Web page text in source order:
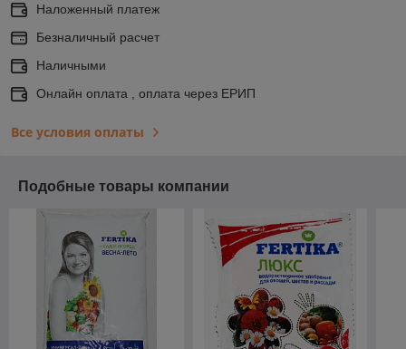
Наложенный платеж
Безналичный расчет
Наличными
Онлайн оплата , оплата через ЕРИП
Все условия оплаты
Подобные товары компании